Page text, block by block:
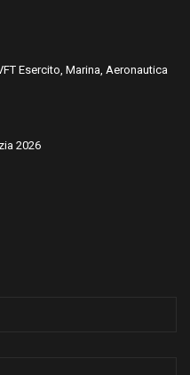
Esercito, Marina, Aeronautica
2026